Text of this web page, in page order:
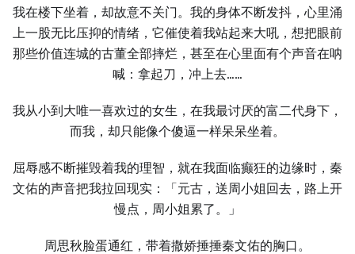
我在楼下坐着，却故意不关门。我的身体不断发抖，心里涌
上一股无比压抑的情绪，它催使着我站起来大吼，想把眼前
那些价值连城的古董全部摔烂，甚至在心里面有个声音在呐
喊：拿起刀，冲上去……
我从小到大唯一喜欢过的女生，在我最讨厌的富二代身下，
而我，却只能像个傻逼一样呆呆坐着。
屈辱感不断摧毁着我的理智，就在我面临癫狂的边缘时，秦
文佑的声音把我拉回现实：「元古，送周小姐回去，路上开
慢点，周小姐累了。」
周思秋脸蛋通红，带着撒娇捶捶秦文佑的胸口。